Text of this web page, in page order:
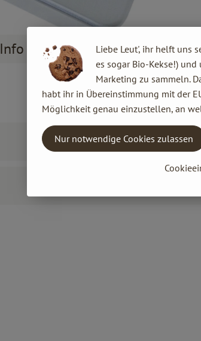
Info
Liebe Leut', ihr helft uns
es sogar Bio-Kekse!)
Marketing zu sammeln.
habt ihr in Übereinstimmung mit der
Möglichkeit genau einzustellen, an
Nur notwendige Cookies zulassen